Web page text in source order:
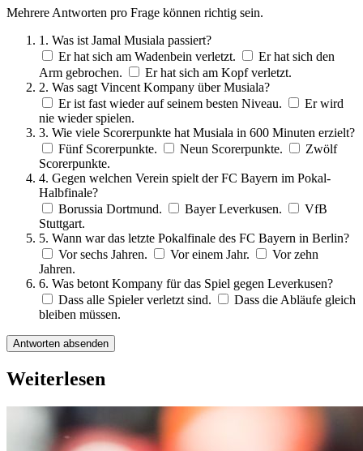
Mehrere Antworten pro Frage können richtig sein.
1. Was ist Jamal Musiala passiert?
Er hat sich am Wadenbein verletzt.
Er hat sich den
Arm gebrochen.
Er hat sich am Kopf verletzt.
2. Was sagt Vincent Kompany über Musiala?
Er ist fast wieder auf seinem besten Niveau.
Er wird
nie wieder spielen.
3. Wie viele Scorerpunkte hat Musiala in 600 Minuten erzielt?
Fünf Scorerpunkte.
Neun Scorerpunkte.
Zwölf
Scorerpunkte.
4. Gegen welchen Verein spielt der FC Bayern im Pokal-
Halbfinale?
Borussia Dortmund.
Bayer Leverkusen.
VfB
Stuttgart.
5. Wann war das letzte Pokalfinale des FC Bayern in Berlin?
Vor sechs Jahren.
Vor einem Jahr.
Vor zehn
Jahren.
6. Was betont Kompany für das Spiel gegen Leverkusen?
Dass alle Spieler verletzt sind.
Dass die Abläufe gleich
bleiben müssen.
Antworten absenden
Weiterlesen